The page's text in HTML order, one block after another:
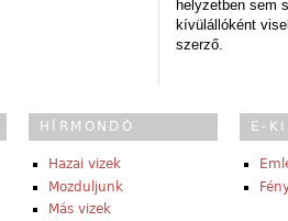
helyzetben sem
kívülállóként
szerző.
HÍRMONDÓ
Hazai vizek
Mozduljunk
Más vizek
E-